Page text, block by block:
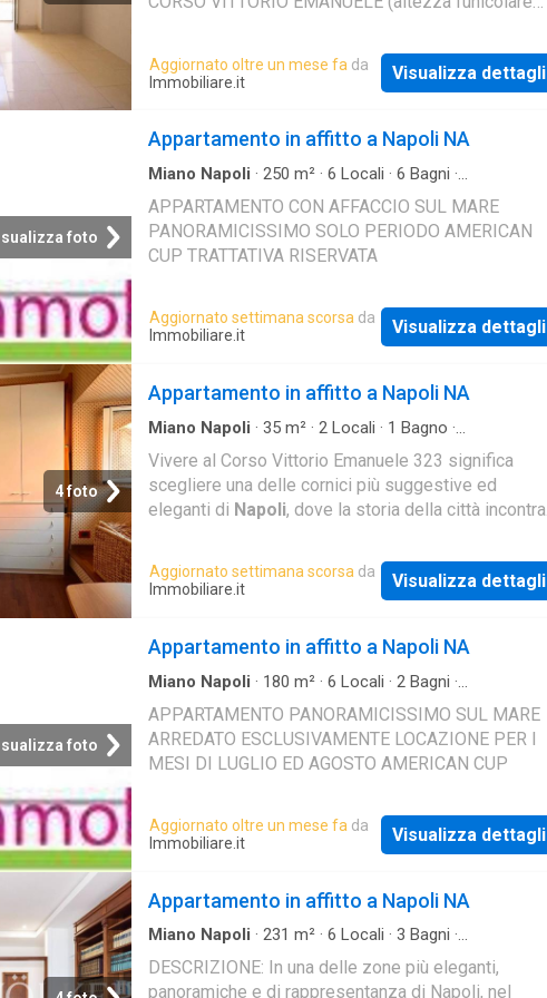
grazioso appartamento arredato
Aggiornato oltre un mese fa da
Immobiliare.it
Visualizza dettagli
foto
Appartamento in affitto a Napoli NA
Miano Napoli · 250 m² · 6 Locali · 6 Bagni ·
APPARTAMENTO CON AFFACCIO SUL MARE
PANORAMICISSIMO SOLO PERIODO AMERICAN
CUP TRATTATIVA RISERVATA
Aggiornato settimana scorsa da
Immobiliare.it
Visualizza dettagli
4 foto
Appartamento in affitto a Napoli NA
Miano Napoli · 35 m² · 2 Locali · 1 Bagno ·
Vivere al Corso Vittorio Emanuele 323 significa
scegliere una delle cornici più suggestive ed
eleganti di Napoli, dove la storia della città incontra
Aggiornato settimana scorsa da
Immobiliare.it
Visualizza dettagli
foto
Appartamento in affitto a Napoli NA
Miano Napoli · 180 m² · 6 Locali · 2 Bagni ·
APPARTAMENTO PANORAMICISSIMO SUL MARE
ARREDATO ESCLUSIVAMENTE LOCAZIONE PER I
MESI DI LUGLIO ED AGOSTO AMERICAN CUP
Aggiornato oltre un mese fa da
Immobiliare.it
Visualizza dettagli
Appartamento in affitto a Napoli NA
Miano Napoli · 231 m² · 6 Locali · 3 Bagni ·
DESCRIZIONE: In una delle zone più eleganti,
panoramiche e di rappresentanza di Napoli, nel